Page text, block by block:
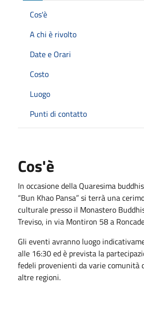
Cos'è
A chi è rivolto
Date e Orari
Costo
Luogo
Punti di contatto
Cos'è
In occasione della Quaresima
“Bun Khao Pansa” si terrà una
culturale presso il Monastero
Treviso, in via Montiron 58 a
Gli eventi avranno luogo
alle 16:30 ed è prevista la
fedeli provenienti da varie comunità
altre regioni.